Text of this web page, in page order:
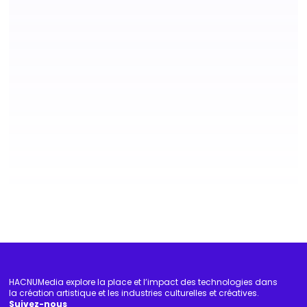
HACNUMedia explore la place et l’impact des technologies dans
la création artistique et les industries culturelles et créatives.
Suivez-nous